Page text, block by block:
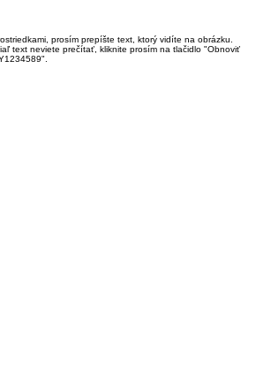
prosím prepíšte text, ktorý vidíte na obrázku.
text neviete prečítať, kliknite prosím na tlačidlo "Obnoviť